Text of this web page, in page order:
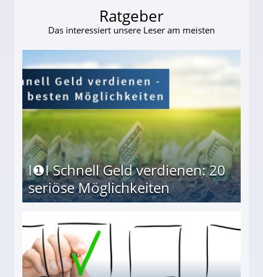
Ratgeber
Das interessiert unsere Leser am meisten
I❶I Schnell Geld verdienen: 20
seriöse Möglichkeiten